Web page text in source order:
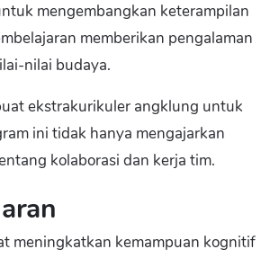
mengembangkan keterampilan
memberikan pengalaman
nilai budaya.
ekstrakurikuler angklung untuk
ini tidak hanya mengajarkan
kolaborasi dan kerja tim.
meningkatkan kemampuan kognitif